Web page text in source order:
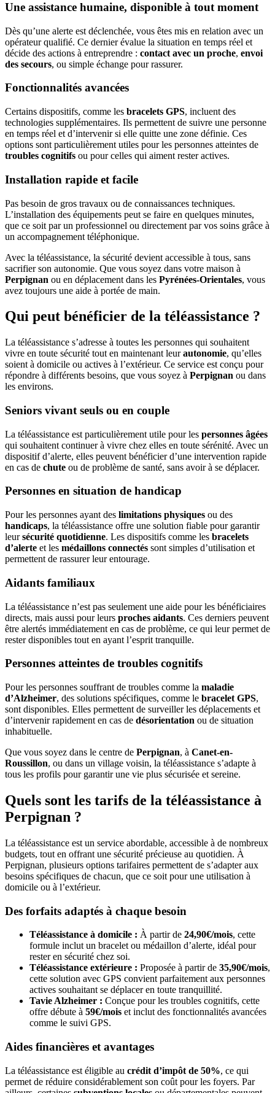
Une assistance humaine, disponible à tout moment
Dès qu’une alerte est déclenchée, vous êtes mis en relation avec un
opérateur qualifié. Ce dernier évalue la situation en temps réel et
décide des actions à entreprendre : contact avec un proche, envoi
des secours, ou simple échange pour rassurer.
Fonctionnalités avancées
Certains dispositifs, comme les bracelets GPS, incluent des
technologies supplémentaires. Ils permettent de suivre une personne
en temps réel et d’intervenir si elle quitte une zone définie. Ces
options sont particulièrement utiles pour les personnes atteintes de
troubles cognitifs ou pour celles qui aiment rester actives.
Installation rapide et facile
Pas besoin de gros travaux ou de connaissances techniques.
L’installation des équipements peut se faire en quelques minutes,
que ce soit par un professionnel ou directement par vos soins grâce à
un accompagnement téléphonique.
Avec la téléassistance, la sécurité devient accessible à tous, sans
sacrifier son autonomie. Que vous soyez dans votre maison à
Perpignan ou en déplacement dans les Pyrénées-Orientales, vous
avez toujours une aide à portée de main.
Qui peut bénéficier de la téléassistance ?
La téléassistance s’adresse à toutes les personnes qui souhaitent
vivre en toute sécurité tout en maintenant leurautonomie, qu’elles
soient à domicile ou actives à l’extérieur. Ce service est conçu pour
répondre à différents besoins, que vous soyez à Perpignan ou dans
les environs.
Seniors vivant seuls ou en couple
La téléassistance est particulièrement utile pour les personnes âgées
qui souhaitent continuer à vivre chez elles en toute sérénité. Avec un
dispositif d’alerte, elles peuvent bénéficier d’une intervention rapide
en cas de chute ou de problème de santé, sans avoir à se déplacer.
Personnes en situation de handicap
Pour les personnes ayant des limitations physiques ou des
handicaps, la téléassistance offre une solution fiable pour garantir
leursécurité quotidienne. Les dispositifs comme les bracelets
d’alerte et les médaillons connectés sont simples d’utilisation et
permettent de rassurer leur entourage.
Aidants familiaux
La téléassistance n’est pas seulement une aide pour les bénéficiaires
directs, mais aussi pour leurs proches aidants. Ces derniers peuvent
être alertés immédiatement en cas de problème, ce qui leur permet de
rester disponibles tout en ayant l’esprit tranquille.
Personnes atteintes de troubles cognitifs
Pour les personnes souffrant de troubles comme la maladie
d’Alzheimer, des solutions spécifiques, comme le bracelet GPS,
sont disponibles. Elles permettent de surveiller les déplacements et
d’intervenir rapidement en cas de désorientation ou de situation
inhabituelle.
Que vous soyez dans le centre de Perpignan, à Canet-en-
Roussillon, ou dans un village voisin, la téléassistance s’adapte à
tous les profils pour garantir une vie plus sécurisée et sereine.
Quels sont les tarifs de la téléassistance à
Perpignan ?
La téléassistance est un service abordable, accessible à de nombreux
budgets, tout en offrant une sécurité précieuse au quotidien. À
Perpignan, plusieurs options tarifaires permettent de s’adapter aux
besoins spécifiques de chacun, que ce soit pour une utilisation à
domicile ou à l’extérieur.
Des forfaits adaptés à chaque besoin
Téléassistance à domicile : À partir de 24,90€/mois, cette
formule inclut un bracelet ou médaillon d’alerte, idéal pour
rester en sécurité chez soi.
Téléassistance extérieure : Proposée à partir de 35,90€/mois,
cette solution avec GPS convient parfaitement aux personnes
actives souhaitant se déplacer en toute tranquillité.
Tavie Alzheimer : Conçue pour les troubles cognitifs, cette
offre débute à 59€/mois et inclut des fonctionnalités avancées
comme le suivi GPS.
Aides financières et avantages
La téléassistance est éligible au crédit d’impôt de 50%, ce qui
permet de réduire considérablement son coût pour les foyers. Par